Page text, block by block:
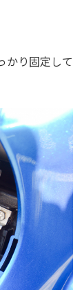
かり固定して